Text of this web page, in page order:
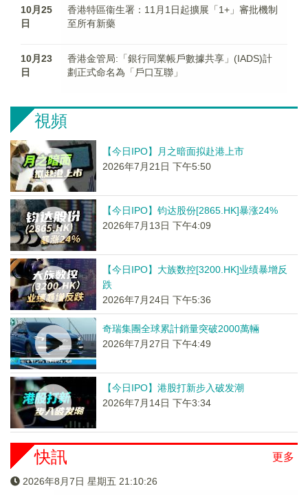
10月25
日
香港特區衞生署：11月1日起擴展「1+」審批機制
至所有新藥
10月23
日
香港金管局:「銀行同業帳戶數據共享」(IADS)計
劃正式命名為「戶口互聯」
視頻
【今日IPO】月之暗面拟赴港上市
2026年7月21日 下午5:50
【今日IPO】钧达股份[2865.HK]暴涨24%
2026年7月13日 下午4:09
【今日IPO】大族数控[3200.HK]业绩暴增反
跌
2026年7月24日 下午5:36
奇瑞集團全球累計銷量突破2000萬輛
2026年7月27日 下午4:49
【今日IPO】港股打新步入破发潮
2026年7月14日 下午3:34
更多
快訊
2026年8月7日 星期五 21:10:26